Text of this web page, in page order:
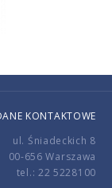
KONTAKTOWE
ul. Śniadeckich 8
00-656 Warszawa
tel.: 22 5228100